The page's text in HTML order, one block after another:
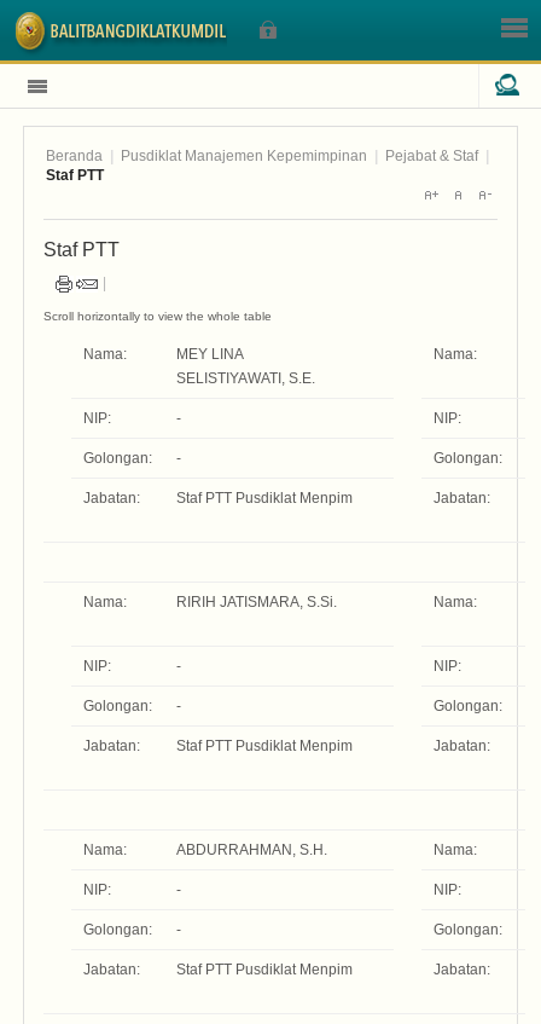
Beranda Pusdiklat Manajemen Kepemimpinan Pejabat & Staf
Staf PTT
Staf PTT
Nama:
MEY LINA
SELISTIYAWATI, S.E.
Nama:
NIP: - NIP:
Golongan: - Golongan:
Jabatan: Staf PTT Pusdiklat Menpim Jabatan:
Nama: RIRIH JATISMARA, S.Si. Nama:
NIP: - NIP:
Golongan: - Golongan:
Jabatan: Staf PTT Pusdiklat Menpim Jabatan:
Nama: ABDURRAHMAN, S.H. Nama:
NIP: - NIP:
Golongan: - Golongan:
Jabatan: Staf PTT Pusdiklat Menpim Jabatan:
Sign In
Nama Pengguna
Sandi
Lupa Nama Pengguna?